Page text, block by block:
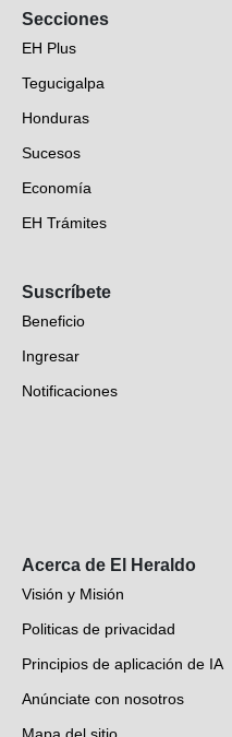
Secciones
EH Plus
Tegucigalpa
Honduras
Sucesos
Economía
EH Trámites
EH Verifica
Fotogalerías
Deportes
Videos
Suscríbete
Beneficio
Ingresar
Notificaciones
Acerca de El Heraldo
Visión y Misión
Politicas de privacidad
Principios de aplicación de IA
Anúnciate con nosotros